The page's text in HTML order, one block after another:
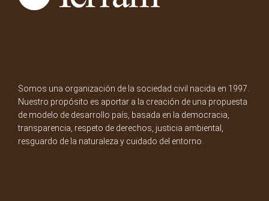
Somos una organización de la sociedad civil nacida en 1997.
Nuestro propósito es aportar a la creación de una propuesta
de modelo de desarrollo país, basada en la democracia,
transparencia, respeto de derechos, justicia ambiental,
resguardo de la naturaleza y cuidado del entorno.